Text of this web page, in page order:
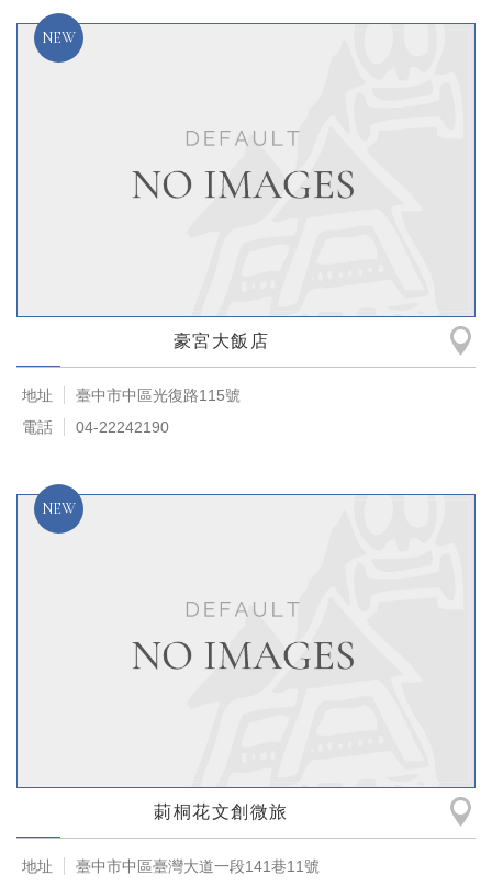
豪宮大飯店
地址
臺中市中區光復路115號
電話
04-22242190
莿桐花文創微旅
地址
臺中市中區臺灣大道一段141巷11號